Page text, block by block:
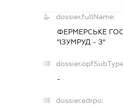
dossier.fullName:
ФЕРМЕРСЬКЕ
"ІЗУМРУД - З"
-
dossier.edrpo: